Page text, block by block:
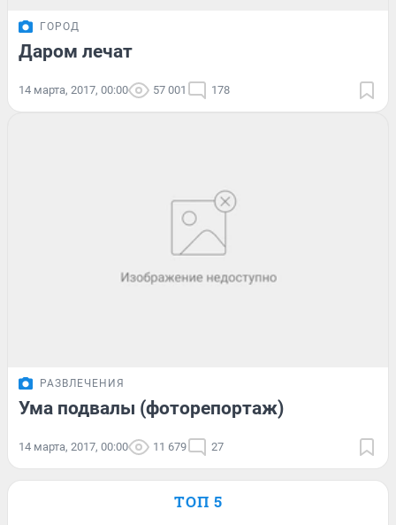
ГОРОД
Даром лечат
14 марта, 2017, 00:00 57 001 178
РАЗВЛЕЧЕНИЯ
Ума подвалы (фоторепортаж)
14 марта, 2017, 00:00 11 679 27
ТОП 5